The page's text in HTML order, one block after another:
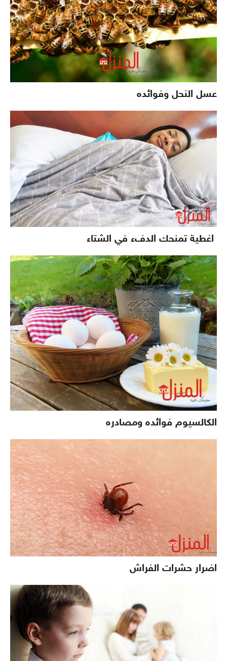
عسل النحل وفوائده
اغطية تمنحك الدفء في الشتاء
الكالسيوم فوائده ومصادره
اضرار حشرات الفراش